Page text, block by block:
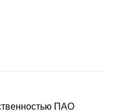
ПАО